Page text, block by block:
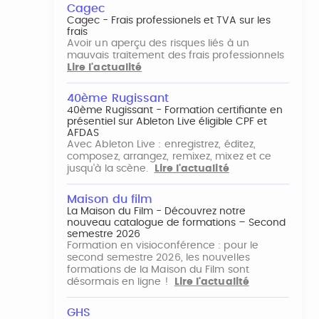
Cagec
Cagec - Frais professionels et TVA sur les
frais
Avoir un aperçu des risques liés à un
mauvais traitement des frais professionnels
Lire l'actualité
40ème Rugissant
40ème Rugissant - Formation certifiante en
présentiel sur Ableton Live éligible CPF et
AFDAS
Avec Ableton Live : enregistrez, éditez,
composez, arrangez, remixez, mixez et ce
jusqu'à la scène.
Lire l'actualité
Maison du film
La Maison du Film - Découvrez notre
nouveau catalogue de formations – Second
semestre 2026
Formation en visioconférence : pour le
second semestre 2026, les nouvelles
formations de la Maison du Film sont
désormais en ligne !
Lire l'actualité
GHS